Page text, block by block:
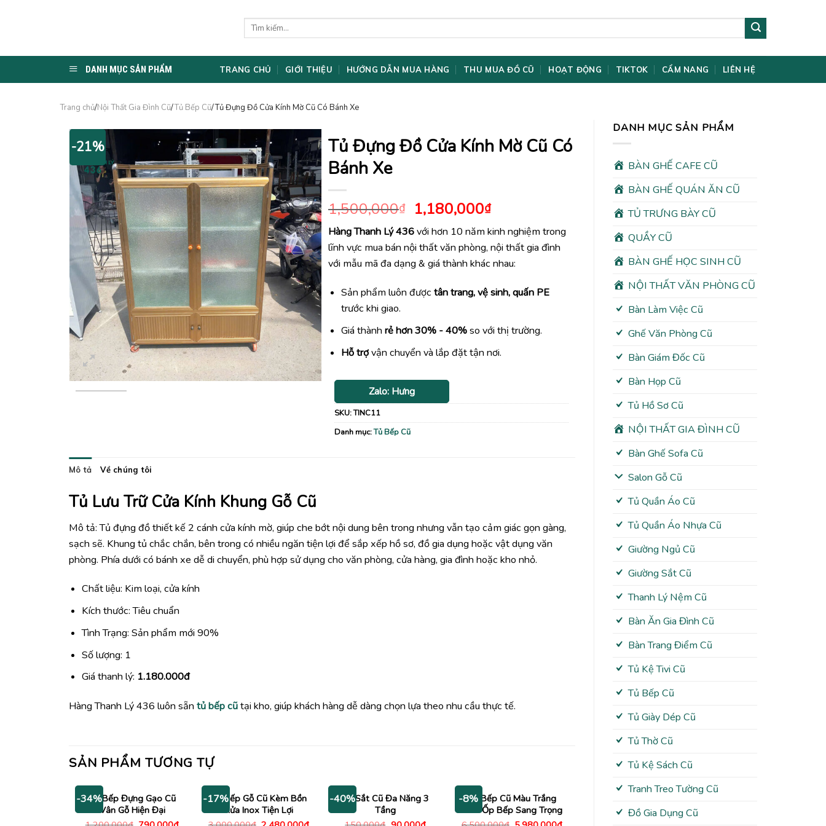
Tìm
DANH MỤC SẢN PHẨM TRANG CHỦ GIỚI THIỆU HƯỚNG DẪN MUA HÀNG THU MUA ĐỒ CŨ HOẠT ĐỘNG TIKTOK CẨM NANG LIÊN HỆ
Trang chủ/Nội Thất Gia Đình Cũ/Tủ Bếp Cũ/Tủ Đựng Đồ Cửa Kính Mờ Cũ Có Bánh Xe
DANH MỤC SẢN PHẨM
BÀN GHẾ CAFE CŨ
BÀN GHẾ QUÁN ĂN CŨ
TỦ TRƯNG BÀY CŨ
QUẦY CŨ
BÀN GHẾ HỌC SINH CŨ
NỘI THẤT VĂN PHÒNG CŨ
Bàn Làm Việc Cũ
Ghế Văn Phòng Cũ
Bàn Giám Đốc Cũ
Bàn Họp Cũ
Tủ Hồ Sơ Cũ
NỘI THẤT GIA ĐÌNH CŨ
Bàn Ghế Sofa Cũ
Salon Gỗ Cũ
Tủ Quần Áo Cũ
Tủ Quần Áo Nhựa Cũ
Giường Ngủ Cũ
Giường Sắt Cũ
Thanh Lý Nệm Cũ
Bàn Ăn Gia Đình Cũ
Bàn Trang Điểm Cũ
Tủ Kệ Tivi Cũ
Tủ Bếp Cũ
Tủ Giày Dép Cũ
Tủ Thờ Cũ
Tủ Kệ Sách Cũ
Tranh Treo Tường Cũ
Đồ Gia Dụng Cũ
-21%
Tủ Đựng Đồ Cửa Kính Mờ Cũ Có
Bánh Xe
1,500,000₫ Giá
gốc
là:
1,500,000₫.
1,180,000₫Giá
hiện
tại
là:
1,180,000₫.
Hàng Thanh Lý 436với hơn 10 năm kinh nghiệm trong
lĩnh vực mua bán nội thất văn phòng, nội thất gia đình
với mẫu mã đa dạng & giá thành khác nhau:
Sản phẩm luôn đượctân trang, vệ sinh, quấn PE
trước khi giao.
Giá thànhrẻ hơn 30% - 40%so với thị trường.
Hỗ trợvận chuyển và lắp đặt tận nơi.
Zalo: Hưng
SKU:TINC11
Danh mục:Tủ Bếp Cũ
Mô tả Về chúng tôi
Tủ Lưu Trữ Cửa Kính Khung Gỗ Cũ
Mô tả: Tủ đựng đồ thiết kế 2 cánh cửa kính mờ, giúp che bớt nội dung bên trong nhưng vẫn tạo cảm giác gọn gàng,
sạch sẽ. Khung tủ chắc chắn, bên trong có nhiều ngăn tiện lợi để sắp xếp hồ sơ, đồ gia dụng hoặc vật dụng văn
phòng. Phía dưới có bánh xe dễ di chuyển, phù hợp sử dụng cho văn phòng, cửa hàng, gia đình hoặc kho nhỏ.
Chất liệu: Kim loại, cửa kính
Kích thước: Tiêu chuẩn
Tình Trạng: Sản phẩm mới 90%
Số lượng: 1
Giá thanh lý: 1.180.000đ
Hàng Thanh Lý 436 luôn sẵn tủ bếp cũtại kho, giúp khách hàng dễ dàng chọn lựa theo nhu cầu thực tế.
SẢN PHẨM TƯƠNG TỰ
-34%Tủ Bếp Đựng Gạo Cũ
Vân Gỗ Hiện Đại
-17%
Tủ Bếp Gỗ Cũ Kèm Bồn
Rửa Inox Tiện Lợi
-40%Kệ Sắt Cũ Đa Năng 3
Tầng
-8%Tủ Bếp Cũ Màu Trắng
Kính Ốp Bếp Sang Trọng